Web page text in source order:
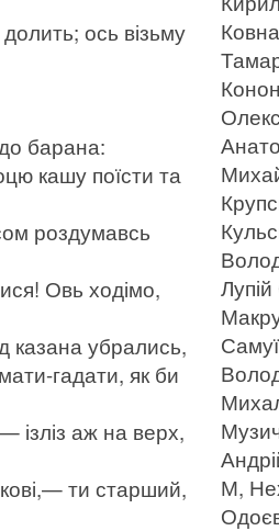
ось візьму
до барана:
кашу поїсти та
роздумавсь
Овь ходімо,
казана убрались,
гадати, як би
ізліз аж на верх,
ти старший,
М,